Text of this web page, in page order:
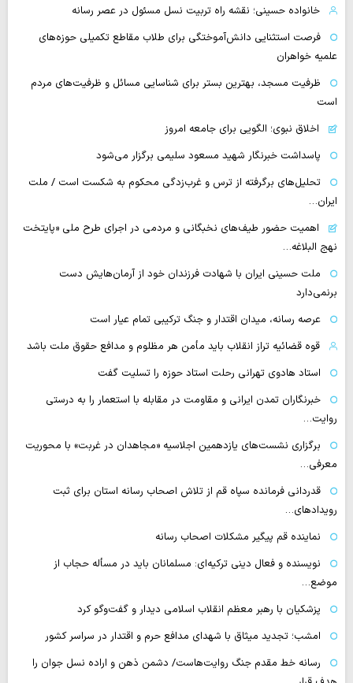
خانواده حسینی؛ نقشه راه تربیت نسل مسئول در عصر رسانه
فرصت استثنایی دانش‌آموختگی برای طلاب مقاطع تکمیلی حوزه‌های
علمیه خواهران
ظرفیت مسجد، بهترین بستر برای شناسایی مسائل و ظرفیت‌های مردم
است
اخلاق نبوی؛ الگویی برای جامعه امروز
پاسداشت خبرنگار شهید مسعود سلیمی برگزار می‌شود
تحلیل‌های برگرفته از ترس و غرب‌زدگی محکوم به شکست است / ملت
ایران…
اهمیت حضور طیف‌های نخبگانی و مردمی در اجرای طرح ملی «پایتخت
نهج البلاغه…
ملت حسینی ایران با شهادت فرزندان خود از آرمان‌هایش دست
برنمی‌دارد
عرصه رسانه، میدان اقتدار و جنگ ترکیبی تمام عیار است
قوه قضائیه تراز انقلاب باید مأمن هر مظلوم و مدافع حقوق ملت باشد
استاد هادوی تهرانی رحلت استاد حوزه را تسلیت گفت
خبرنگاران تمدن ایرانی و مقاومت در مقابله با استعمار را به درستی
روایت…
برگزاری نشست‌های یازدهمین اجلاسیه «مجاهدان در غربت» با محوریت
معرفی…
قدردانی فرمانده سپاه قم از تلاش اصحاب رسانه استان برای ثبت
رویدادهای…
نماینده قم پیگیر مشکلات اصحاب رسانه
نویسنده و فعال دینی ترکیه‌ای: مسلمانان باید در مسأله حجاب از
موضع…
پزشکیان با رهبر معظم انقلاب اسلامی دیدار و گفت‌وگو کرد
امشب؛ تجدید میثاق با شهدای مدافع حرم و اقتدار در سراسر کشور
رسانه‌ خط مقدم جنگ روایت‌هاست/ دشمن ذهن و اراده نسل جوان را